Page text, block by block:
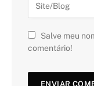
Salve meu
comentário!